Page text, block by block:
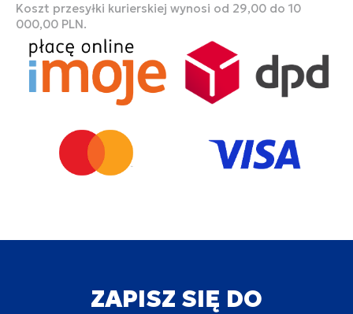
Koszt przesyłki kurierskiej wynosi od 29,00 do 10
000,00 PLN.
ZAPISZ SIĘ DO